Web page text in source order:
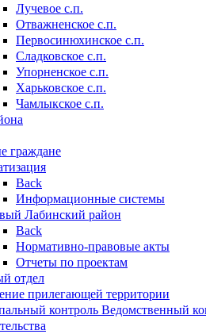
Лучевое с.п.
Отважненское с.п.
Первосинюхинское с.п.
Сладковское с.п.
Упорненское с.п.
Харьковское с.п.
Чамлыкское с.п.
граждане
Back
Информационные системы
Лабинский район
Back
Нормативно-правовые акты
Отчеты по проектам
отдел
прилегающей территории
контроль Ведомственный